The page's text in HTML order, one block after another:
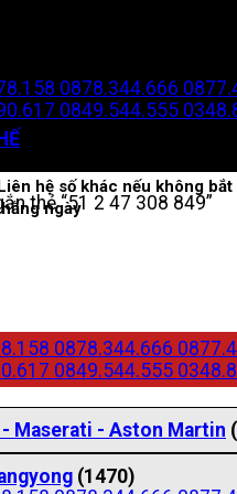
0878.344.666
0849.544.555
hệ số khác nếu không
ngày
0878.344.666
0849.544.555
thẻ “51 2 47 308 849”
Maserati - Aston Martin
(1470)